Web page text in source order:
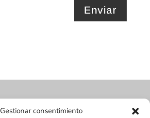
Gestionar consentimiento
Enviar